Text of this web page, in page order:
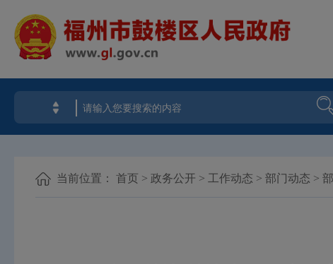
当前位置： 首页 > 政务公开 > 工作动态 > 部门动态 >